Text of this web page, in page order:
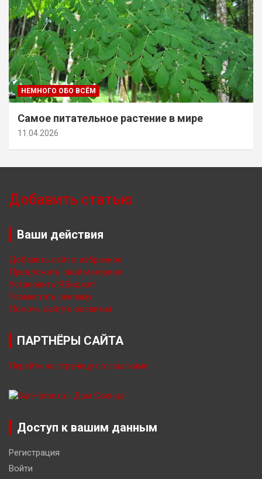
НЕМНОГО ОБО ВСЁМ
Самое питательное растение в мире
11.04.2026
Добавить статью
Ваши действия
Добавить сайт в избранное
Предложить свой материал
Установить Я.Виджет
Разместить рекламу
Помочь сайту в развитии
ПАРТНЁРЫ САЙТА
Перейти на страницу со ссылками
Доступ к вашим данным
Регистрация
Войти